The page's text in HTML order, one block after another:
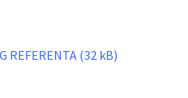
REFERENTA